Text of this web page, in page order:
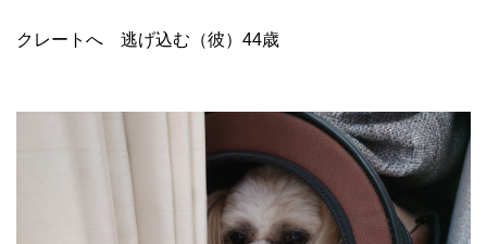
クレートへ 逃げ込む（彼）44歳